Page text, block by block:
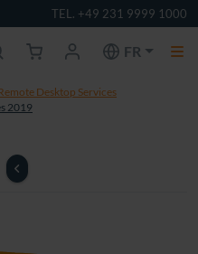
TEL. +49 231 9999 1000
FR
Desktop Services
2019